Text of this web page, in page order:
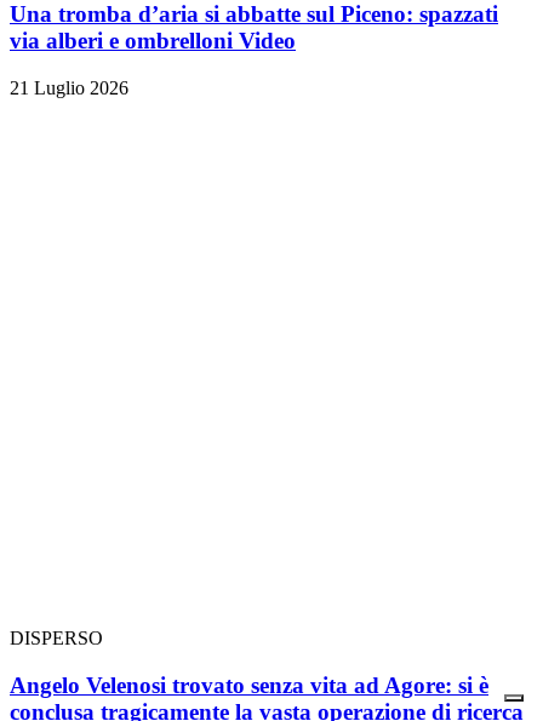
Una tromba d’aria si abbatte sul Piceno: spazzati
via alberi e ombrelloni Video
21 Luglio 2026
DISPERSO
Angelo Velenosi trovato senza vita ad Agore: si è
conclusa tragicamente la vasta operazione di ricerca